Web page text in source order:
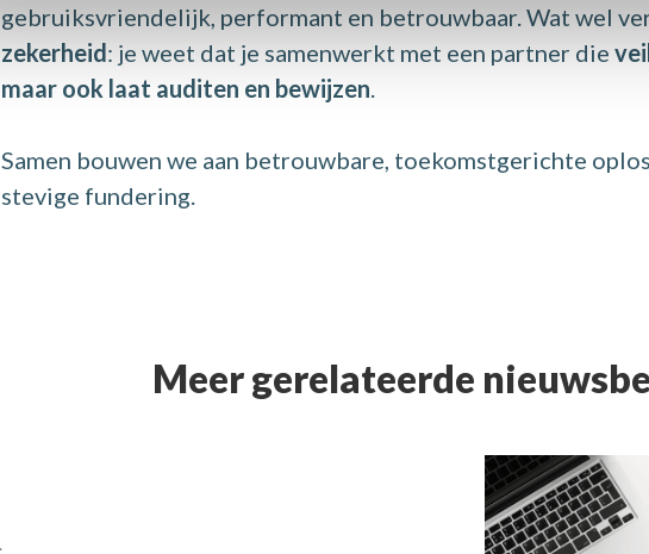
gebruiksvriendelijk, performant en betrouwbaar. Wat wel
zekerheid: je weet dat je samenwerkt met een partner die
maar ook laat auditen en bewijzen
Samen bouwen we aan betrouwbare, toekomstgerichte
stevige fundering.
Meer gerelateerde